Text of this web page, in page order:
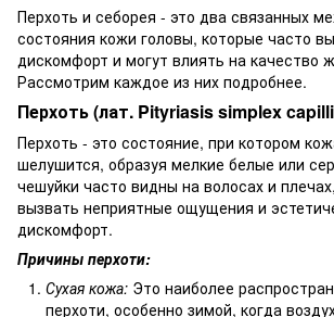
Перхоть и себорея - это два связанных
состояния кожи головы, которые часто
дискомфорт и могут влиять на качество
Рассмотрим каждое из них подробнее.
Перхоть (лат. Pityriasis simplex
Перхоть - это состояние, при котором
шелушится, образуя мелкие белые или
чешуйки часто видны на волосах и
вызвать неприятные ощущения и
дискомфорт.
Причины перхоти:
Сухая кожа: Это наиболее
перхоти, особенно зимой, когда